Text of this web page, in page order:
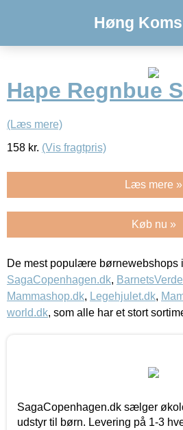
Høng
Hape Regnbue
(Læs mere)
158 kr. (Vis fragtpris)
Læs mere »
Køb nu »
De mest populære børnewebshops
SagaCopenhagen.dk,
Mammashop.dk, Legehjulet.dk,
world.dk, som alle har et stort
SagaCopenhagen.dk sælger
udstyr til børn. Levering på 1-3